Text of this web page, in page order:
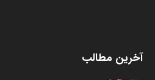
آخرین مطالب